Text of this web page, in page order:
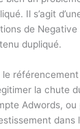
Il s’agit
de Negative
dupliqué.
le
la chute
Adwords,